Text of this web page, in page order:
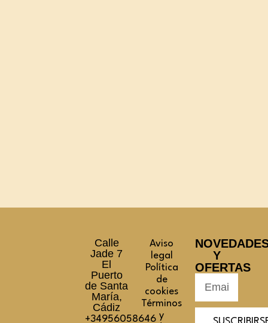
Calle
Jade 7
El
Puerto
de Santa
María,
Cádiz
+34956058646
Aviso
legal
Política
de
cookies
Términos
y
Y
OFERTAS